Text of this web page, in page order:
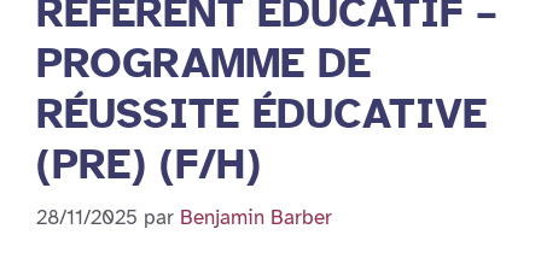
RÉFÉRENT ÉDUCATIF –
PROGRAMME DE
RÉUSSITE ÉDUCATIVE
(PRE) (F/H)
28/11/2025 par Benjamin Barber